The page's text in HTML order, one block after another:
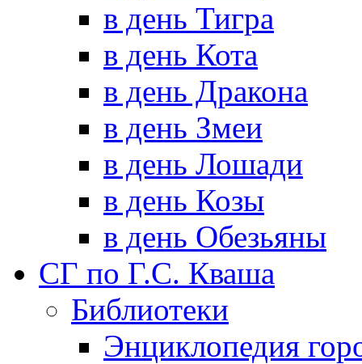
в день Тигра
в день Кота
в день Дракона
в день Змеи
в день Лошади
в день Козы
в день Обезьяны
СГ по Г.С. Кваша
Библиотеки
Энциклопедия